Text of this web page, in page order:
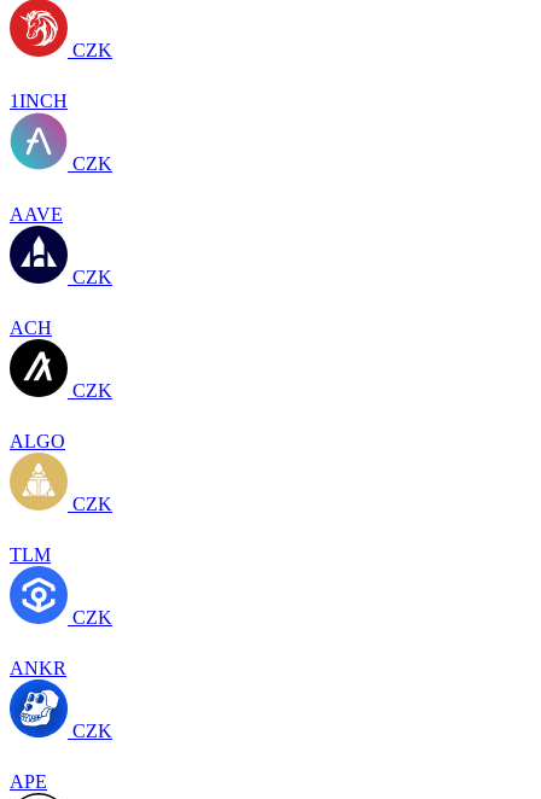
CZK
1INCH
CZK
AAVE
CZK
ACH
CZK
ALGO
CZK
TLM
CZK
ANKR
CZK
APE